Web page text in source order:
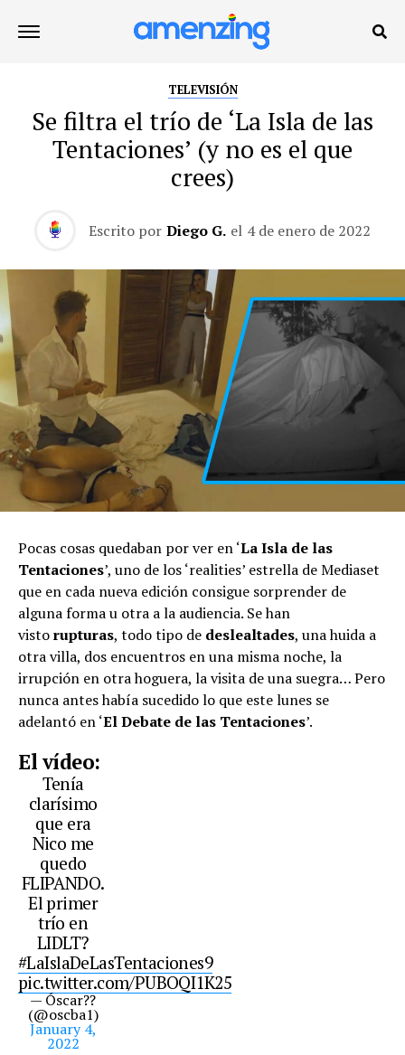
TELEVISIÓN
Se filtra el trío de ‘La Isla de las
Tentaciones’ (y no es el que
crees)
Escrito por Diego G. el 4 de enero de 2022
Pocas cosas quedaban por ver en ‘La Isla de las
Tentaciones’, uno de los ‘realities’ estrella de Mediaset
que en cada nueva edición consigue sorprender de
alguna forma u otra a la audiencia. Se han
vistorupturas, todo tipo de deslealtades, una huida a
otra villa, dos encuentros en una misma noche, la
irrupción en otra hoguera, la visita de una suegra… Pero
nunca antes había sucedido lo que este lunes se
adelantó en ‘El Debate de las Tentaciones’.
El vídeo:
Tenía
clarísimo
que era
Nico me
quedo
FLIPANDO.
El primer
trío en
LIDLT?
#LaIslaDeLasTentaciones9
pic.twitter.com/PUBOQI1K25
— Óscar??
(@oscba1)
January 4,
2022